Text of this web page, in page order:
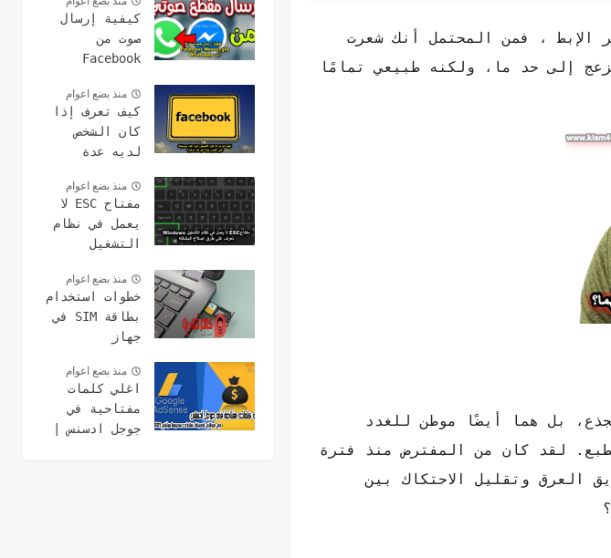
، فمن المحتمل أنك شعرت
إلى حد ما، ولكنه طبيعي تمامًا
بل هما أيضًا موطن للغدد
لقد كان من المفترض منذ فترة
العرق وتقليل الاحتكاك بين
كيفية إرسال
صوت من
Facebook
WhatsApp
منذ بضع اعوام
كيف تعرف إذا
كان الشخص
لديه عدة
الفيس بوك هل
هذا ممكن؟
منذ بضع اعوام
مفتاح ESC لا
يعمل في نظام
التشغيل
طرق لإصلاح
منذ بضع اعوام
خطوات استخدام
بطاقة SIM في
جهاز
وعمل مكالمات
منذ بضع اعوام
اغلي كلمات
مفتاحية في
جوجل ادسنس |